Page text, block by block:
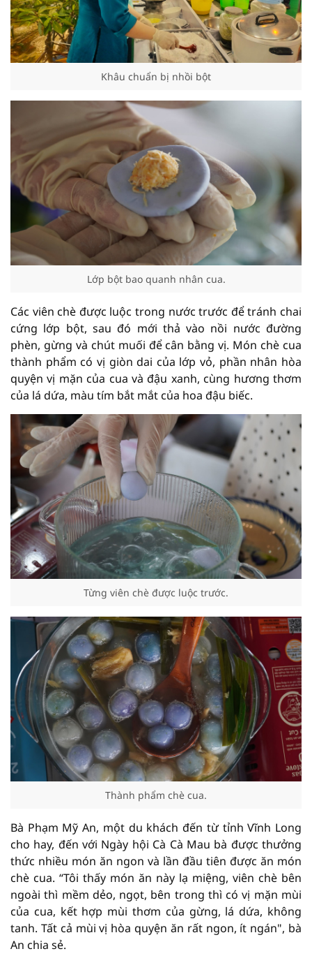
Khâu chuẩn bị nhồi bột
Lớp bột bao quanh nhân cua.
Các viên chè được luộc trong nước trước để tránh chai
cứng lớp bột, sau đó mới thả vào nồi nước đường
phèn, gừng và chút muối để cân bằng vị. Món chè cua
thành phẩm có vị giòn dai của lớp vỏ, phần nhân hòa
quyện vị mặn của cua và đậu xanh, cùng hương thơm
của lá dứa, màu tím bắt mắt của hoa đậu biếc.
Từng viên chè được luộc trước.
Thành phẩm chè cua.
Bà Phạm Mỹ An, một du khách đến từ tỉnh Vĩnh Long
cho hay, đến với Ngày hội Cà Cà Mau bà được thưởng
thức nhiều món ăn ngon và lần đầu tiên được ăn món
chè cua. “Tôi thấy món ăn này lạ miệng, viên chè bên
ngoài thì mềm dẻo, ngọt, bên trong thì có vị mặn mùi
của cua, kết hợp mùi thơm của gừng, lá dứa, không
tanh. Tất cả mùi vị hòa quyện ăn rất ngon, ít ngán", bà
An chia sẻ.